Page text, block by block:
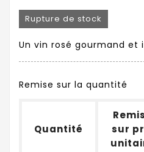
Rupture de stock
Un vin rosé gourmand et
Remise sur la quantité
Quantité
sur